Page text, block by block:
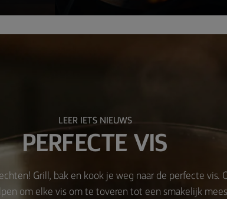
LEER IETS NIEUWS
PERFECTE VIS
Grill, bak en kook je weg naar de perfecte vis.
om elke vis om te toveren tot een smakelijk